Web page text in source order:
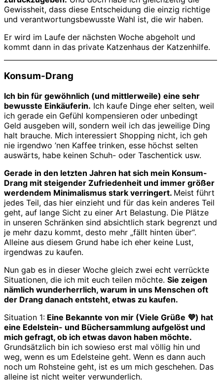
Gewissheit, dass diese Entscheidung die einzig richtige
und verantwortungsbewusste Wahl ist, die wir haben.
Er wird im Laufe der nächsten Woche abgeholt und
kommt dann in das private Katzenhaus der Katzenhilfe.
Konsum-Drang
Ich bin für gewöhnlich (und mittlerweile) eine sehr
bewusste Einkäuferin. Ich kaufe Dinge eher selten, weil
ich gerade ein Gefühl kompensieren oder unbedingt
Geld ausgeben will, sondern weil ich das jeweilige Ding
halt brauche. Mich interessiert Shopping nicht, ich geh
nie irgendwo ’nen Kaffee trinken, esse höchst selten
auswärts, habe keinen Schuh- oder Taschentick usw.
Gerade in den letzten Jahren hat sich mein Konsum-
Drang mit steigender Zufriedenheit und immer größer
werdendem Minimalismus stark verringert. Meist führt
jedes Teil, das hier einzieht und für das kein anderes Teil
geht, auf lange Sicht zu einer Art Belastung. Die Plätze
in unseren Schränken sind absichtlich stark begrenzt und
je mehr dazu kommt, desto mehr „fällt hinten über“.
Alleine aus diesem Grund habe ich eher keine Lust,
irgendwas zu kaufen.
Nun gab es in dieser Woche gleich zwei echt verrückte
Situationen, die ich mit euch teilen möchte. Sie zeigen
nämlich wunderherrlich, warum in uns Menschen oft
der Drang danach entsteht, etwas zu kaufen.
Situation 1: Eine Bekannte von mir (Viele Grüße 💜) hat
eine Edelstein- und Büchersammlung aufgelöst und
mich gefragt, ob ich etwas davon haben möchte.
Grundsätzlich bin ich sowieso erst mal völlig hin und
weg, wenn es um Edelsteine geht. Wenn es dann auch
noch um Rohsteine geht, ist es um mich geschehen. Das
alleine ist nicht weiter verwunderlich.